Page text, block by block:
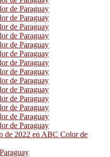
de Paraguay
de Paraguay
de Paraguay
de Paraguay
de Paraguay
de Paraguay
de Paraguay
de Paraguay
de Paraguay
de Paraguay
de Paraguay
de Paraguay
de Paraguay
de Paraguay
de 2022 en ABC Color de